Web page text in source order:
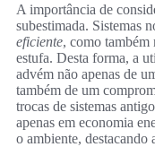
A importância de
subestimada. Sistemas
eficiente, como também
estufa. Desta forma, a
advém não apenas de
também de um
trocas de sistemas
apenas em economia
o ambiente, destacando